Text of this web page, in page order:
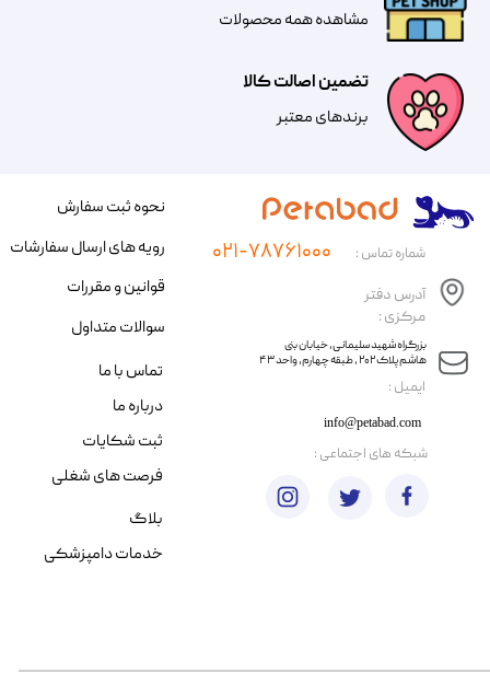
تضمین اصالت کالا
​​برندهای معتبر​​​​​​​
مشاهده همه محصولات
​ایمیل :
آدرس دفتر
مرکزی :
info@petabad.com
​​بزرگراه شهید سلیمانی، خیابان بنی
هاشم پلاک ۲۰۲ ، طبقه چهارم، واحد ۴۳
شماره تماس : ۰۲۱-۷۸۷۶۱۰۰۰
نحوه ثبت سفارش
رویه های ارسال سفارشات
قوانین و مقررات
سوالات متداول
تماس با ما
درباره ما
ثبت شکایات
فرصت های شغلی
​شبکه های اجتماعی :
بلاگ
خدمات دامپزشکی